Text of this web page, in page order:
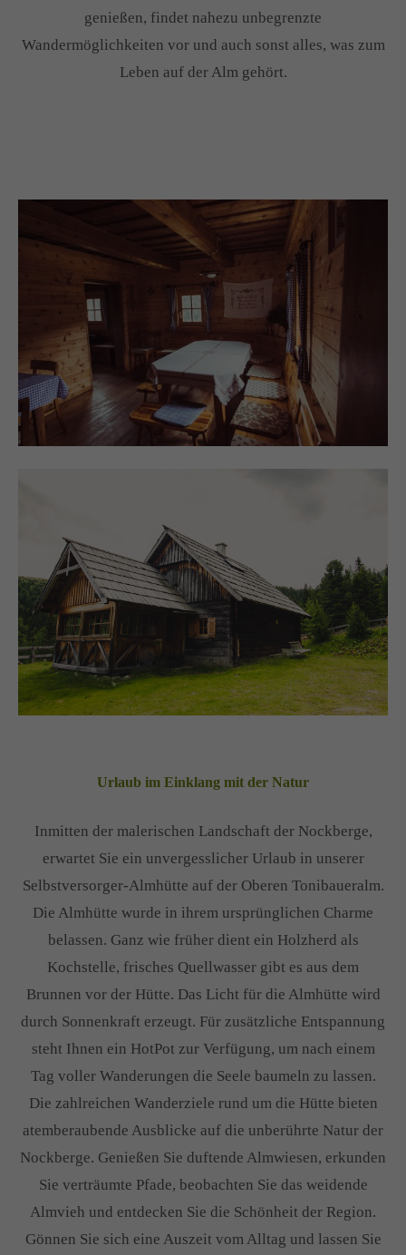
info@yourdomain.com
Aenean commodo ligula eget dolor. Aenean massa.
Cum sociis natoque penatibus et magnis dis parturient
montes, nascetur ridiculus mus. Donec quam felis,
genießen, findet nahezu unbegrenzte
Wandermöglichkeiten vor und auch sonst alles, was zum
Leben auf der Alm gehört.
Urlaub im Einklang mit der Natur
Inmitten der malerischen Landschaft der Nockberge,
erwartet Sie ein unvergesslicher Urlaub in unserer
Selbstversorger-Almhütte auf der Oberen Tonibaueralm.
Die Almhütte wurde in ihrem ursprünglichen Charme
belassen. Ganz wie früher dient ein Holzherd als
Kochstelle, frisches Quellwasser gibt es aus dem
Brunnen vor der Hütte. Das Licht für die Almhütte wird
durch Sonnenkraft erzeugt. Für zusätzliche Entspannung
steht Ihnen ein HotPot zur Verfügung, um nach einem
Tag voller Wanderungen die Seele baumeln zu lassen.
Die zahlreichen Wanderziele rund um die Hütte bieten
atemberaubende Ausblicke auf die unberührte Natur der
Nockberge. Genießen Sie duftende Almwiesen, erkunden
Sie verträumte Pfade, beobachten Sie das weidende
Almvieh und entdecken Sie die Schönheit der Region.
Gönnen Sie sich eine Auszeit vom Alltag und lassen Sie